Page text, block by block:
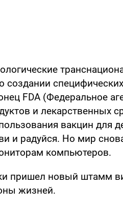
создании
FDA (Федеральное
и лекарственных
вакцин для
и радуйся. Но мир
компьютеров.
пришел новый штамм
жизней.